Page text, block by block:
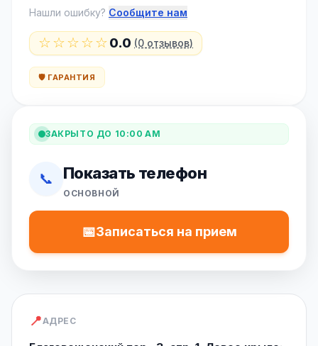
Нашли ошибку? Сообщите нам
☆☆☆☆☆0.0 (0 отзывов)
🛡️ ГАРАНТИЯ
ЗАКРЫТО ДО 10:00 AM
📞 Показать телефон
ОСНОВНОЙ
📅Записаться на прием
📍АДРЕС